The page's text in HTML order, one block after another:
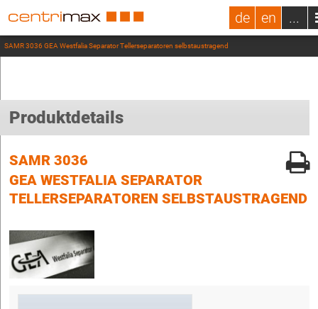
de en ...
SAMR 3036 GEA Westfalia Separator Tellerseparatoren selbstaustragend
Produktdetails
SAMR 3036
GEA WESTFALIA SEPARATOR
TELLERSEPARATOREN SELBSTAUSTRAGEND